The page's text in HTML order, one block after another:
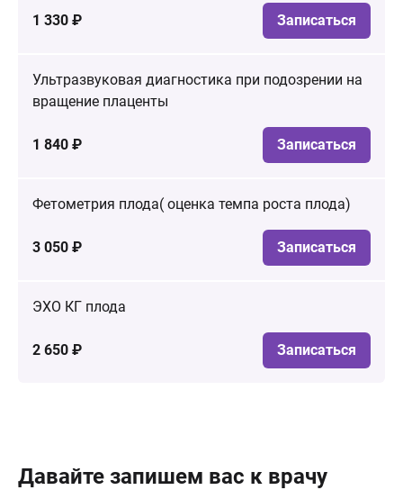
1 330 ₽ Записаться
Ультразвуковая диагностика при подозрении на
вращение плаценты
1 840 ₽ Записаться
Фетометрия плода( оценка темпа роста плода)
3 050 ₽ Записаться
ЭХО КГ плода
2 650 ₽ Записаться
Давайте запишем вас к врачу